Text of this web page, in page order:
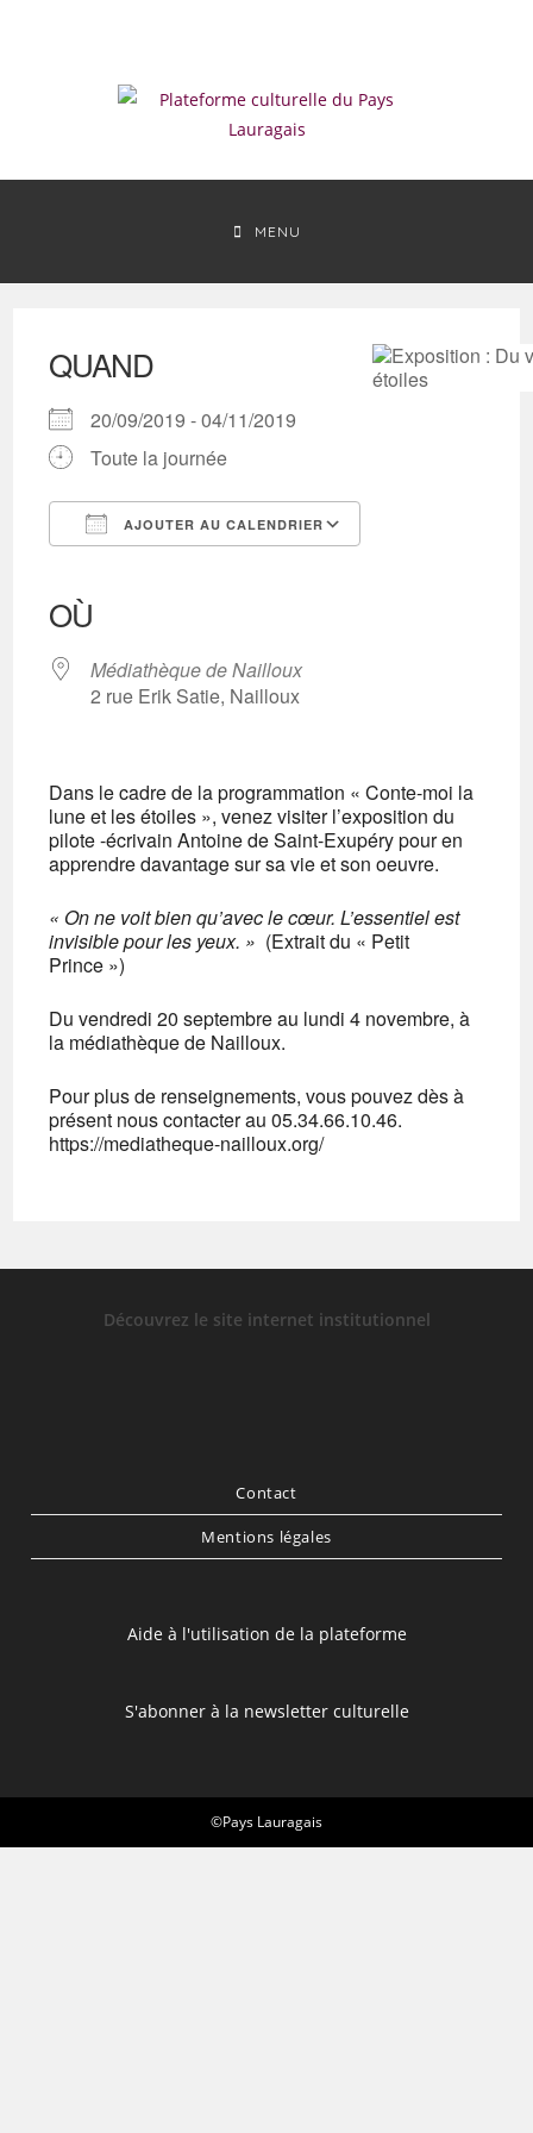
MENU
QUAND
20/09/2019 - 04/11/2019
Toute la journée
AJOUTER AU CALENDRIER
OÙ
Médiathèque de Nailloux
2 rue Erik Satie, Nailloux
Dans le cadre de la programmation « Conte-moi la
lune et les étoiles », venez visiter l’exposition du
pilote -écrivain Antoine de Saint-Exupéry pour en
apprendre davantage sur sa vie et son oeuvre.
« On ne voit bien qu’avec le cœur. L’essentiel est
invisible pour les yeux. » (Extrait du « Petit
Prince »)
Du vendredi 20 septembre au lundi 4 novembre, à
la médiathèque de Nailloux.
Pour plus de renseignements, vous pouvez dès à
présent nous contacter au 05.34.66.10.46.
https://mediatheque-nailloux.org/
Découvrez le site internet institutionnel
Contact
Mentions légales
Aide à l'utilisation de la plateforme
S'abonner à la newsletter culturelle
©Pays Lauragais